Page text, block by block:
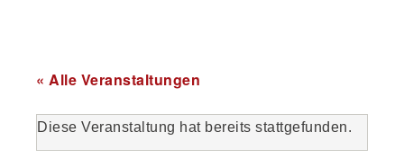
« Alle Veranstaltungen
Diese Veranstaltung hat bereits stattgefunden.